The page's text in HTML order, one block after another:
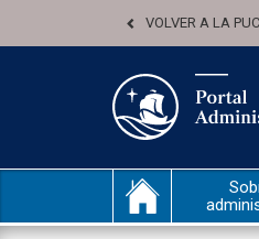
VOLVER A LA